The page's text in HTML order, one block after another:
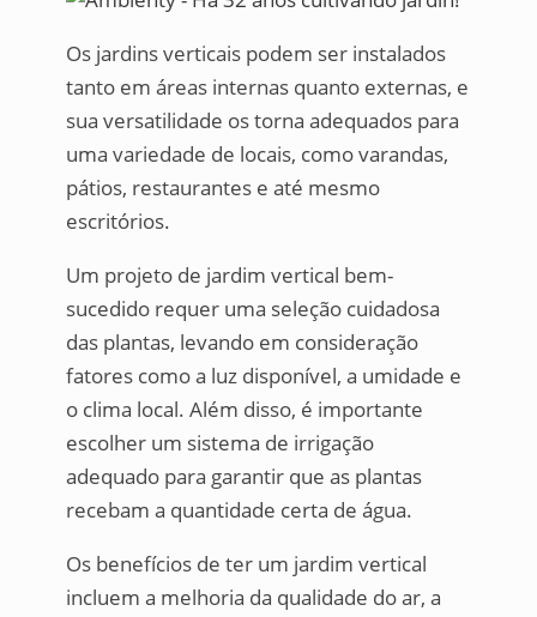
Os jardins verticais podem ser instalados
tanto em áreas internas quanto externas, e
sua versatilidade os torna adequados para
uma variedade de locais, como varandas,
pátios, restaurantes e até mesmo
escritórios.
Um projeto de jardim vertical bem-
sucedido requer uma seleção cuidadosa
das plantas, levando em consideração
fatores como a luz disponível, a umidade e
o clima local. Além disso, é importante
escolher um sistema de irrigação
adequado para garantir que as plantas
recebam a quantidade certa de água.
Os benefícios de ter um jardim vertical
incluem a melhoria da qualidade do ar, a